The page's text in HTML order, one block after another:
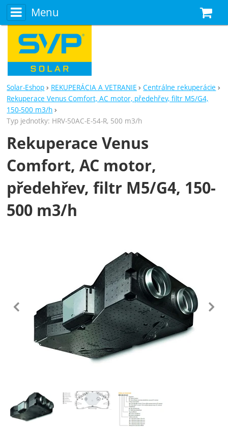
Menu
Solar-Eshop REKUPERÁCIA A VETRANIE
Centrálne rekuperácie
Rekuperace Venus Comfort, AC motor, předehřev, filtr M5/G4,
150-500 m3/h
Typ jednotky: HRV-50AC-E-54-R, 500 m3/h
Rekuperace Venus
Comfort, AC motor,
předehřev, filtr M5/G4, 150-
500 m3/h
Fotografie